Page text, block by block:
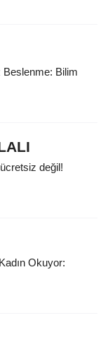
Bilim
Günah ücretsiz değil!
Okuyor: